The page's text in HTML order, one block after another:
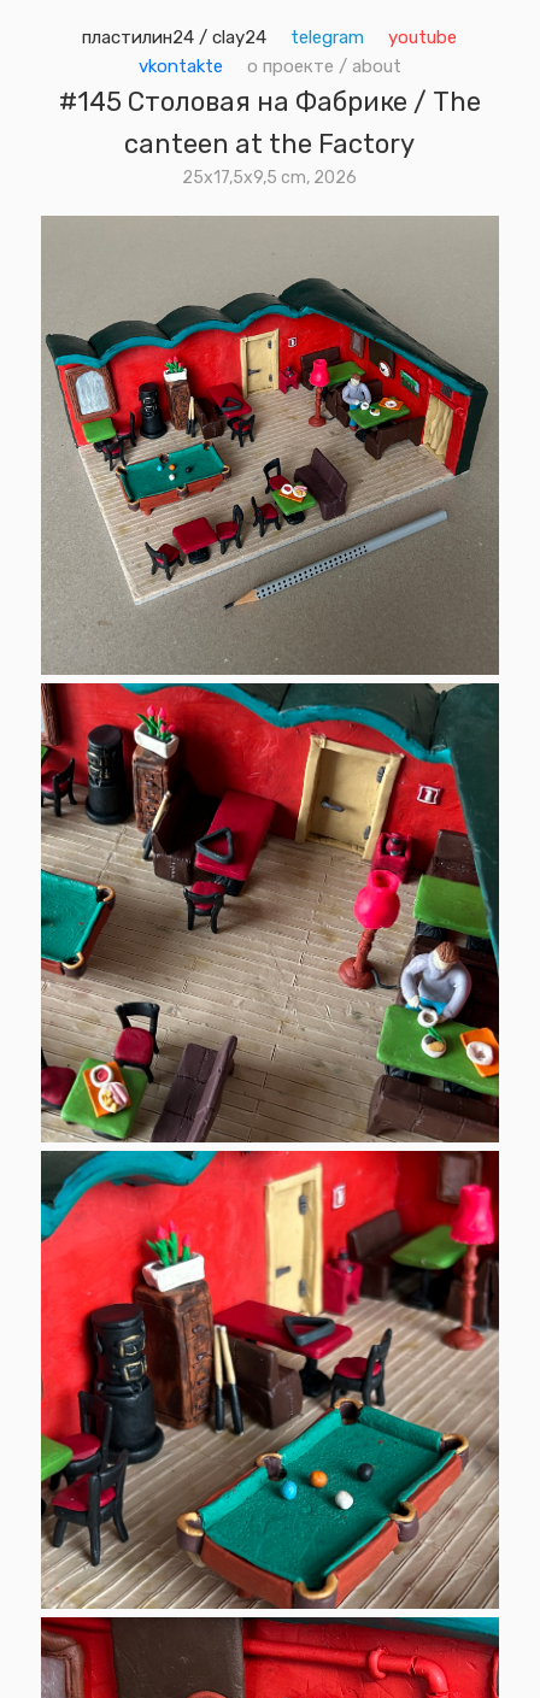
пластилин24 / clay24 telegram
youtube
vkontakte
о проекте / about
#145 Столовая на Фабрике / The
canteen at the Factory
25х17,5х9,5 cm, 2026